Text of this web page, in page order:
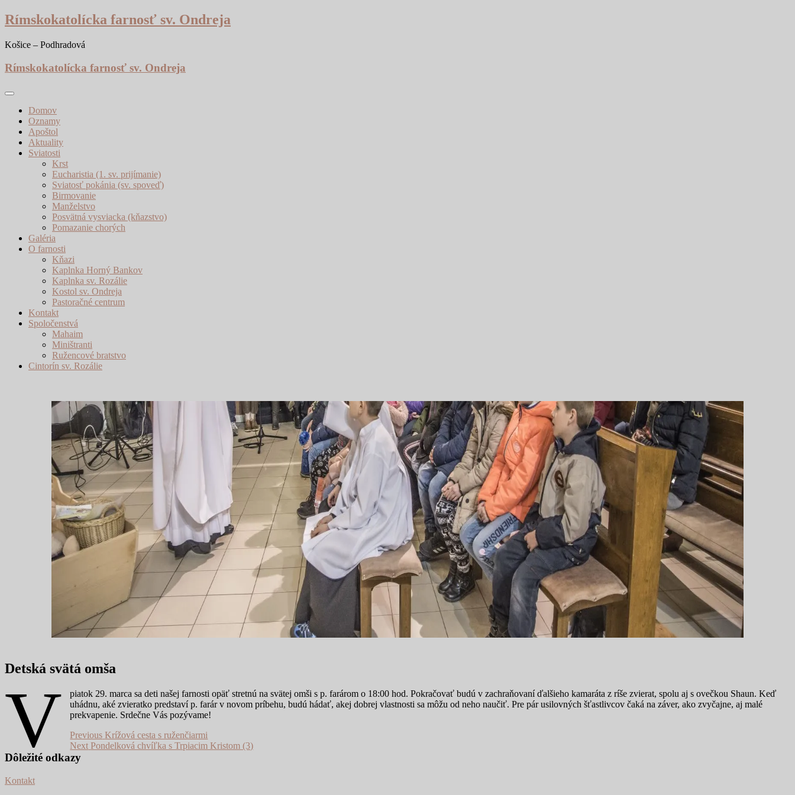
Skip
to
Rímskokatolícka farnosť sv. Ondreja
Košice – Podhradová
Rímskokatolícka farnosť sv. Ondreja
Domov
Oznamy
Apoštol
Aktuality
Sviatosti
Krst
Eucharistia (1. sv. prijímanie)
Sviatosť pokánia (sv. spoveď)
Birmovanie
Manželstvo
Posvätná vysviacka (kňazstvo)
Pomazanie chorých
Galéria
O farnosti
Kňazi
Kaplnka Horný Bankov
Kaplnka sv. Rozálie
Kostol sv. Ondreja
Pastoračné centrum
Kontakt
Spoločenstvá
Mahaim
Miništranti
Ružencové bratstvo
Cintorín sv. Rozálie
Detská svätá omša
V
piatok 29. marca sa deti našej farnosti opäť stretnú na svätej omši s p. farárom o 18:00 hod. Pokračovať budú v zachraňovaní ďalšieho kamaráta z ríše zvierat, spolu aj s ovečkou Shaun. Keď
uhádnu, aké zvieratko predstaví p. farár v novom príbehu, budú hádať, akej dobrej vlastnosti sa môžu od neho naučiť. Pre pár usilovných šťastlivcov čaká na záver, ako zvyčajne, aj malé
prekvapenie. Srdečne Vás pozývame!
Navigácia
v
Previous Previous
post:
Krížová cesta s ruženčiarmi
Next Next
Pondelková chvíľka s Trpiacim Kristom (3)
Dôležité odkazy
Kontakt